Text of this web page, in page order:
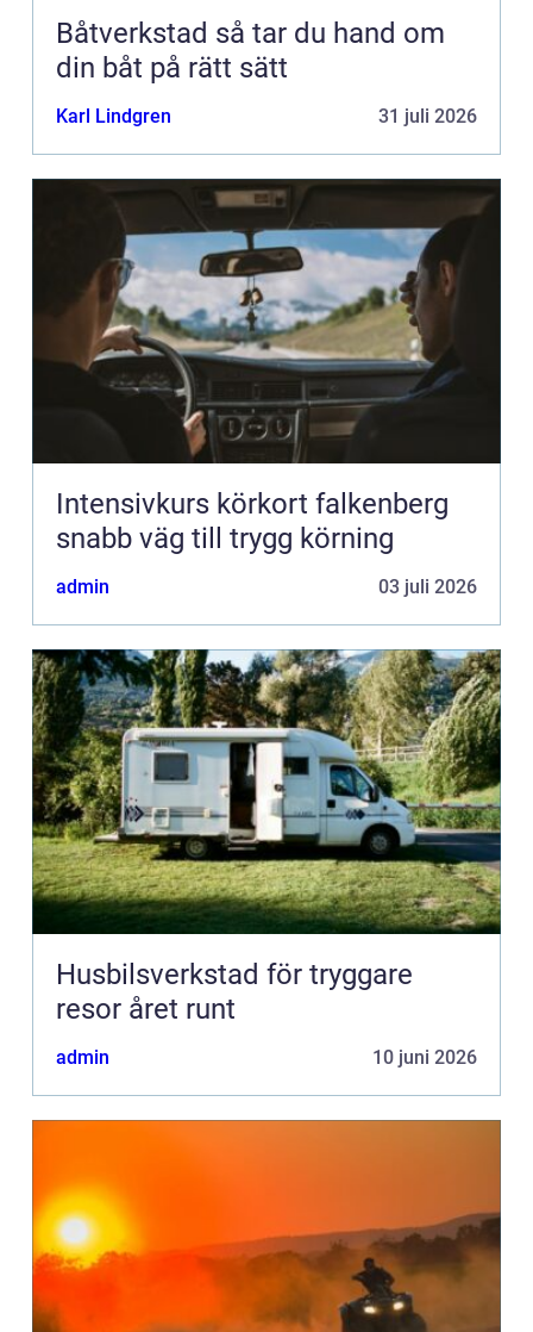
Båtverkstad så tar du hand om
din båt på rätt sätt
Karl Lindgren 31 juli 2026
Intensivkurs körkort falkenberg
snabb väg till trygg körning
admin 03 juli 2026
Husbilsverkstad för tryggare
resor året runt
admin 10 juni 2026